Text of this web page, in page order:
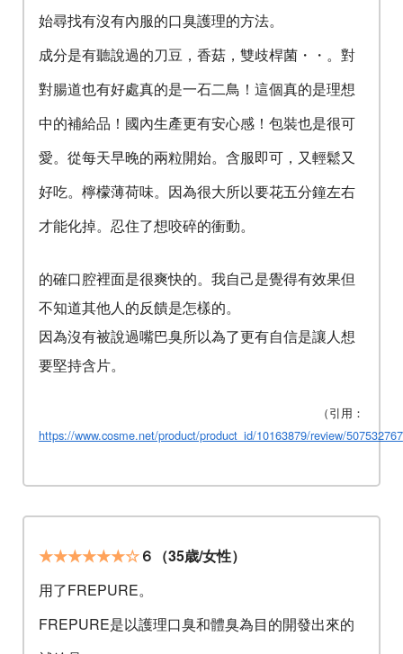
始尋找有沒有內服的口臭護理的方法。
成分是有聽說過的刀豆，香菇，雙歧桿菌・・。對
對腸道也有好處真的是一石二鳥！這個真的是理想
中的補給品！國內生產更有安心感！包裝也是很可
愛。從每天早晚的兩粒開始。含服即可，又輕鬆又
好吃。檸檬薄荷味。因為很大所以要花五分鐘左右
才能化掉。忍住了想咬碎的衝動。
的確口腔裡面是很爽快的。我自己是覺得有效果但
不知道其他人的反饋是怎樣的。
因為沒有被說過嘴巴臭所以為了更有自信是讓人想
要堅持含片。
（引用：
https://www.cosme.net/product/product_id/10163879/review/507532767
★★★★★★☆６（35歳/女性）
用了FREPURE。
FREPURE是以護理口臭和體臭為目的開發出來的